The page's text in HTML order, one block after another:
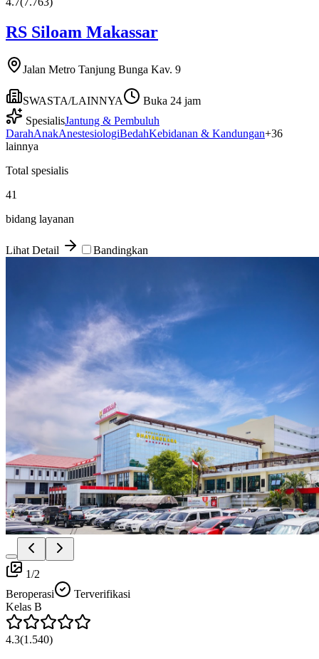
RS Siloam Makassar
Jalan Metro Tanjung Bunga Kav. 9
SWASTA/LAINNYA
Buka 24 jam
SpesialisJantung & Pembuluh
DarahAnakAnestesiologiBedahKebidanan & Kandungan+36
lainnya
Total spesialis
41
bidang layanan
Lihat Detail Bandingkan
1/2
Beroperasi
Terverifikasi
Kelas B
4.3(1.540)